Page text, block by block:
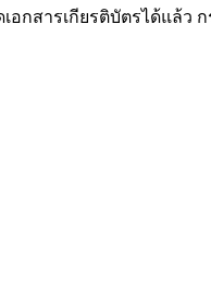
อกสารเกียรติบัตรได้แล้ว